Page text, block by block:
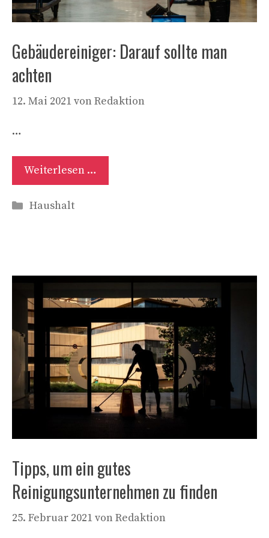
Gebäudereiniger: Darauf sollte man
achten
12. Mai 2021vonRedaktion
…
Weiterlesen …
Kategorien
Haushalt
Tipps, um ein gutes
Reinigungsunternehmen zu finden
25. Februar 2021vonRedaktion